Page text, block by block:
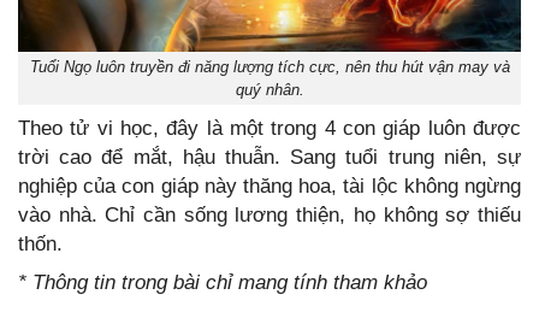
Tuổi Ngọ luôn truyền đi năng lượng tích cực, nên thu hút vận may và
quý nhân.
Theo tử vi học, đây là một trong 4 con giáp luôn được
trời cao để mắt, hậu thuẫn. Sang tuổi trung niên, sự
nghiệp của con giáp này thăng hoa, tài lộc không ngừng
vào nhà. Chỉ cần sống lương thiện, họ không sợ thiếu
thốn.
* Thông tin trong bài chỉ mang tính tham khảo